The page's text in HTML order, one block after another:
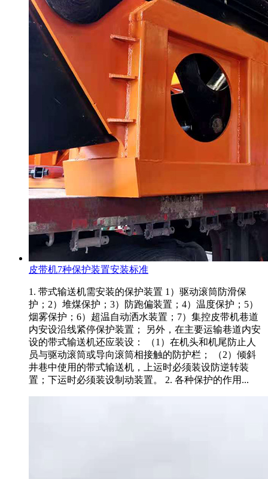
皮带机7种保护装置安装标准
1. 带式输送机需安装的保护装置 1）驱动滚筒防滑保
护；2）堆煤保护；3）防跑偏装置；4）温度保护；5）
烟雾保护；6）超温自动洒水装置；7）集控皮带机巷道
内安设沿线紧停保护装置； 另外，在主要运输巷道内安
设的带式输送机还应装设： （1）在机头和机尾防止人
员与驱动滚筒或导向滚筒相接触的防护栏； （2）倾斜
井巷中使用的带式输送机，上运时必须装设防逆转装
置；下运时必须装设制动装置。 2. 各种保护的作用...